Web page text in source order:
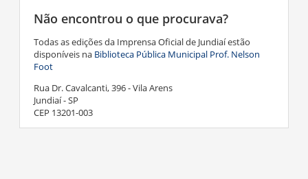
Não encontrou o que procurava?
Todas as edições da Imprensa Oficial de Jundiaí estão
disponíveis na Biblioteca Pública Municipal Prof. Nelson
Foot
Rua Dr. Cavalcanti, 396 - Vila Arens
Jundiaí - SP
CEP 13201-003